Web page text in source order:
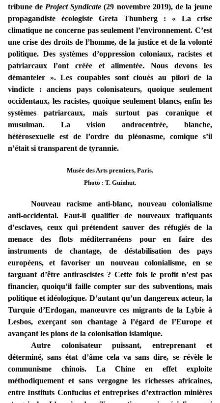
tribune de Project Syndicate (29 novembre 2019), de la jeune
propagandiste écologiste Greta Thunberg : « La crise
climatique ne concerne pas seulement l’environnement. C’est
une crise des droits de l’homme, de la justice et de la volonté
politique. Des systèmes d’oppression coloniaux, racistes et
patriarcaux l’ont créée et alimentée. Nous devons les
démanteler ». Les coupables sont cloués au pilori de la
vindicte : anciens pays colonisateurs, quoique seulement
occidentaux, les racistes, quoique seulement blancs, enfin les
systèmes patriarcaux, mais surtout pas coranique et
musulman. La vision androcentrée, blanche,
hétérosexuelle est de l’ordre du pléonasme, comique s’il
n’était si transparent de tyrannie.
Musée des Arts premiers, Paris.
Photo : T. Guinhut.
Nouveau racisme anti-blanc, nouveau colonialisme
anti-occidental. Faut-il qualifier de nouveaux trafiquants
d’esclaves, ceux qui prétendent sauver des réfugiés de la
menace des flots méditerranéens pour en faire des
instruments de chantage, de déstabilisation des pays
européens, et favoriser un nouveau colonialisme, en se
targuant d’être antirascistes ? Cette fois le profit n’est pas
financier, quoiqu’il faille compter sur des subventions, mais
politique et idéologique. D’autant qu’un dangereux acteur, la
Turquie d’Erdogan, manœuvre ces migrants de la Lybie à
Lesbos, exerçant son chantage à l’égard de l’Europe et
avançant les pions de la colonisation islamique.
Autre colonisateur puissant, entreprenant et
déterminé, sans état d’âme cela va sans dire, se révèle le
communisme chinois. La Chine en effet exploite
méthodiquement et sans vergogne les richesses africaines,
entre Instituts Confucius et entreprises d’extraction minières